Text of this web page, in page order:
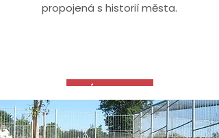
propojená s historií města.
VÍCE ZDE